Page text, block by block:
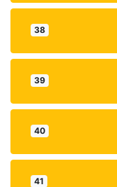
38
39
40
41